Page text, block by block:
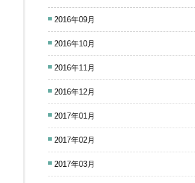
2016年09月
2016年10月
2016年11月
2016年12月
2017年01月
2017年02月
2017年03月